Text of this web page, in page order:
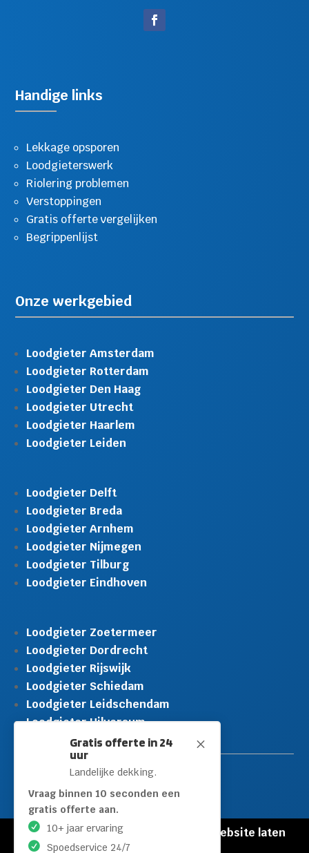
M
Gratis offerte in 24
uur
Landelijke dekking.
Vraag binnen 10 seconden een
gratis offerte aan.
10+ jaar ervaring
Spoedservice 24/7
Handige links
Lekkage opsporen
Loodgieterswerk
Riolering problemen
Verstoppingen
Gratis offerte vergelijken
Begrippenlijst
Onze werkgebied
Loodgieter Amsterdam
Loodgieter Rotterdam
Loodgieter Den Haag
Loodgieter Utrecht
Loodgieter Haarlem
Loodgieter Leiden
Loodgieter Delft
Loodgieter Breda
Loodgieter Arnhem
Loodgieter Nijmegen
Loodgieter Tilburg
Loodgieter Eindhoven
Loodgieter Zoetermeer
Loodgieter Dordrecht
Loodgieter Rijswijk
Loodgieter Schiedam
Loodgieter Leidschendam
Loodgieter Hilversum
© Copyright Loodgieters Kwartier |
Website laten
maken door Flexamedia